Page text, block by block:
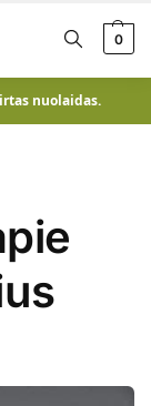
0
nuolaidas.